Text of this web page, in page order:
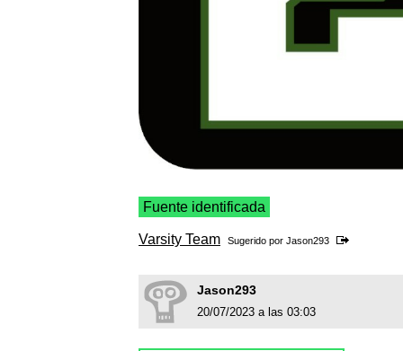
Fuente identificada
Varsity Team Sugerido por Jason293
Jason293
20/07/2023 a las 03:03